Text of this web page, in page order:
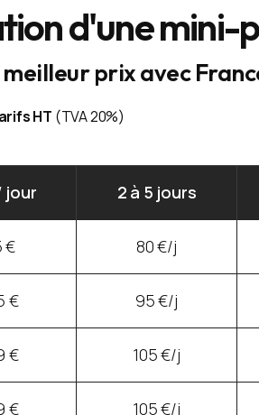
d'une mini-
prix avec
HT (TVA 20%)
jour 2 à 5 jours
€ 80 €/j
€ 95 €/j
€ 105 €/j
€ 105 €/j